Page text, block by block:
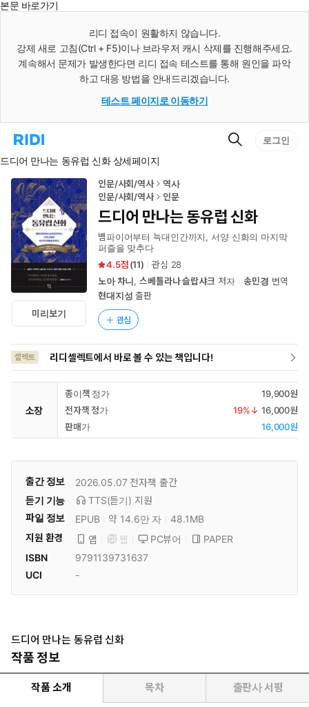
본문 바로가기
리디 접속이 원활하지 않습니다.
강제 새로 고침(Ctrl + F5)이나 브라우저 캐시 삭제를 진행해주세요.
계속해서 문제가 발생한다면 리디 접속 테스트를 통해 원인을 파악
하고 대응 방법을 안내드리겠습니다.
테스트 페이지로 이동하기
리
홈
로
이
동
검
로그인
드디어 만나는 동유럽 신화 상세페이지
미리보기
인문/사회/역사
역사
인문/사회/역사
인문
드디어 만나는 동유럽 신화
뱀파이어부터 늑대인간까지, 서양 신화의 마지막
퍼즐을 맞추다
4.5
(11) 관심 28
노아 차니,스베틀라나 슬랍샤크 저자 송민경 번역
현대지성 출판
관심
셀렉트 리디셀렉트에서 바로 볼 수 있는 책입니다!
소장
종이책 정가
19,900원
전자책 정가
19%↓ 16,000원
판매가
16,000원
출간 정보 2026.05.07 전자책 출간
듣기 기능
TTS(듣기) 지원
파일 정보
EPUB 약 14.6만 자
48.1MB
지원 환경
앱 웹 PC뷰어
PAPER
ISBN
9791139731637
UCI
-
드디어 만나는 동유럽 신화
작품 정보
작품 소개 목차 출판사 서평